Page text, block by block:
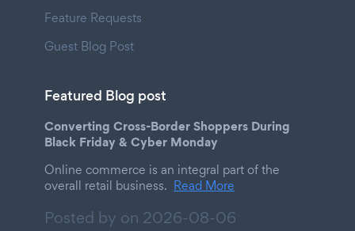
Feature Requests
Guest Blog Post
Featured Blog post
Converting Cross-Border Shoppers During
Black Friday & Cyber Monday
Online commerce is an integral part of the
overall retail business. Read More
Posted by on 2026-08-06